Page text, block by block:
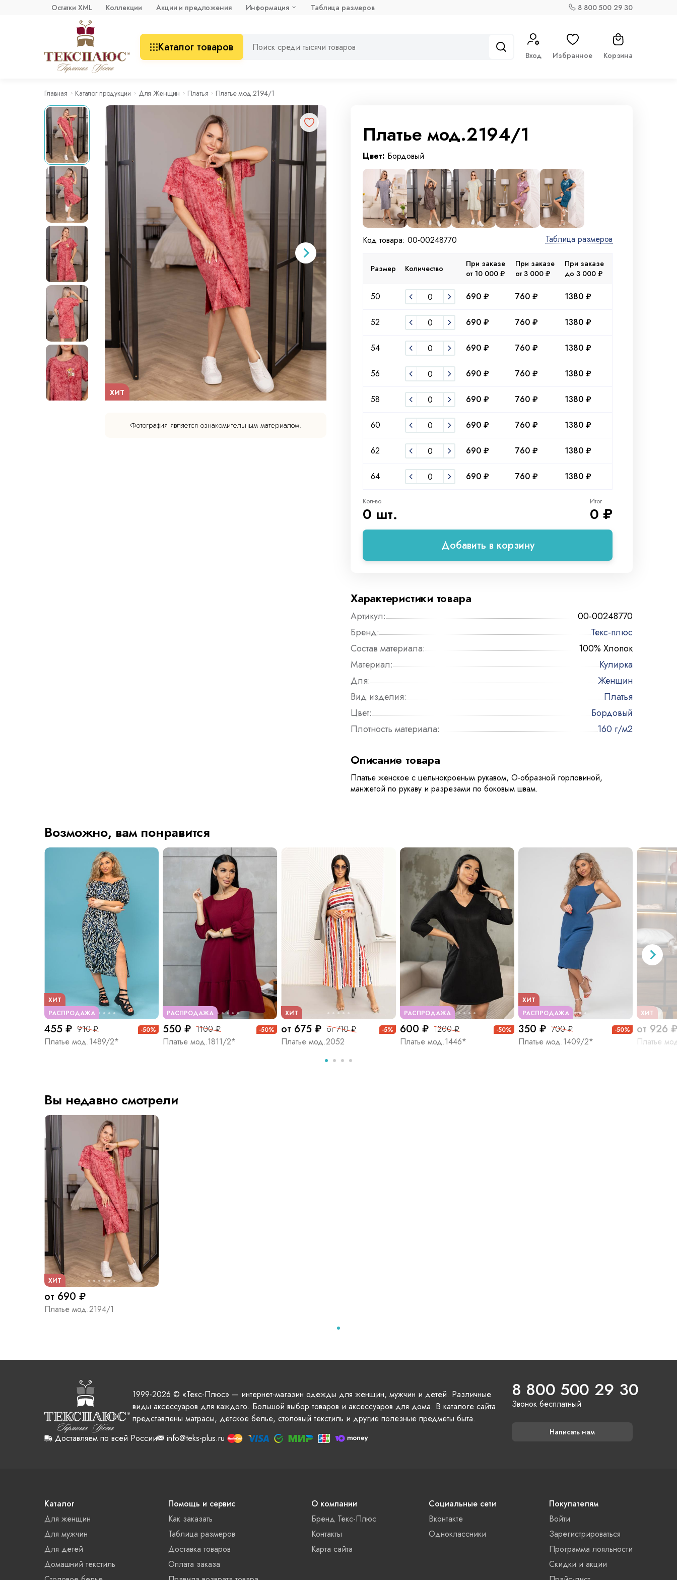
Остатки XML Коллекции Акции и предложения Информация Таблица размеров 8 800 500 29 30
Каталог товаров
Вход Избранное Корзина
Главная Каталог продукции Для Женщин Платья Платье мод.2194/1
ХИТ
Фотография является ознакомительным материалом.
Платье мод.2194/1
Цвет: Бордовый
Код товара: 00-00248770 Таблица размеров
Размер Количество
При заказе
от 10 000 ₽
При заказе
от 3 000 ₽
При заказе
до 3 000 ₽
50 690 ₽ 760 ₽ 1380 ₽
52 690 ₽ 760 ₽ 1380 ₽
54 690 ₽ 760 ₽ 1380 ₽
56 690 ₽ 760 ₽ 1380 ₽
58 690 ₽ 760 ₽ 1380 ₽
60 690 ₽ 760 ₽ 1380 ₽
62 690 ₽ 760 ₽ 1380 ₽
64 690 ₽ 760 ₽ 1380 ₽
Кол-во
0 шт.
Итог
0 ₽
Добавить в корзину
Характеристики товара
Артикул:
00-00248770
Бренд:
Текс-плюс
Состав материала:
100% Хлопок
Материал:
Кулирка
Для:
Женщин
Вид изделия:
Платья
Цвет:
Бордовый
Плотность материала:
160 г/м2
Описание товара
Платье женское с цельнокроеным рукавом, О-образной горловиной,
манжетой по рукаву и разрезами по боковым швам.
Возможно, вам понравится
РАСПРОДАЖА
ХИТ
455 ₽ 910 ₽ -50%
Платье мод.1489/2*
РАСПРОДАЖА
550 ₽ 1100 ₽ -50%
Платье мод.1811/2*
ХИТ
от 675 ₽ от 710 ₽ -5%
Платье мод.2052
РАСПРОДАЖА
600 ₽ 1200 ₽ -50%
Платье мод.1446*
РАСПРОДАЖА
ХИТ
350 ₽ 700 ₽ -50%
Платье мод.1409/2*
ХИТ
от 926 ₽
Платье
Вы недавно смотрели
ХИТ
от 690 ₽
Платье мод.2194/1
1999-2026 © «Текс-Плюс» — интернет-магазин одежды для женщин, мужчин и детей. Различные
виды аксессуаров для каждого. Большой выбор товаров и аксессуаров для дома. В каталоге сайта
представлены матрасы, детское белье, столовый текстиль и другие полезные предметы быта.
Доставляем по всей России
info@teks-plus.ru
8 800 500 29 30
Звонок бесплатный
Написать нам
Каталог
Для женщин
Для мужчин
Для детей
Домашний текстиль
Помощь и сервис
Как заказать
Таблица размеров
Доставка товаров
Оплата заказа
О компании
Бренд Текс-Плюс
Контакты
Карта сайта
Социальные сети
Вконтакте
Одноклассники
Покупателям
Войти
Зарегистрироваться
Программа лояльности
Скидки и акции